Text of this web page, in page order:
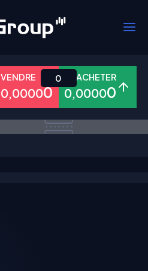
Forex Métaux Actions
VENDRE
0,00000
ACHETER
0,00000
0